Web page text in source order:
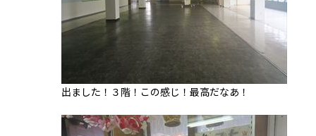
出ました！３階！この感じ！最高だなあ！